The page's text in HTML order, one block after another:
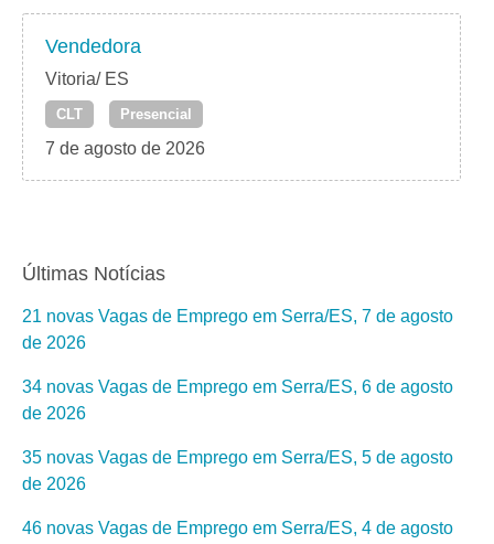
Vendedora
Vitoria/ ES
CLT Presencial
7 de agosto de 2026
Últimas Notícias
21 novas Vagas de Emprego em Serra/ES, 7 de agosto
de 2026
34 novas Vagas de Emprego em Serra/ES, 6 de agosto
de 2026
35 novas Vagas de Emprego em Serra/ES, 5 de agosto
de 2026
46 novas Vagas de Emprego em Serra/ES, 4 de agosto